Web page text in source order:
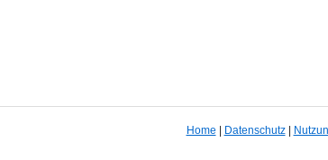
Home Datenschutz|